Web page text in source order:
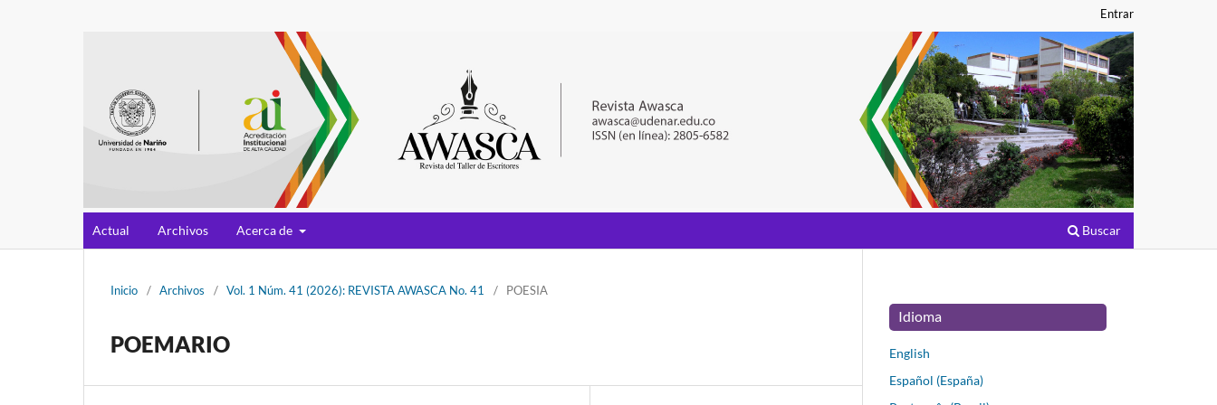
Actual Archivos Acerca de Buscar
Entrar
Inicio / Archivos / Vol. 1 Núm. 41 (2026): REVISTA AWASCA No. 41 / POESIA
POEMARIO
Idioma
English
Español (España)